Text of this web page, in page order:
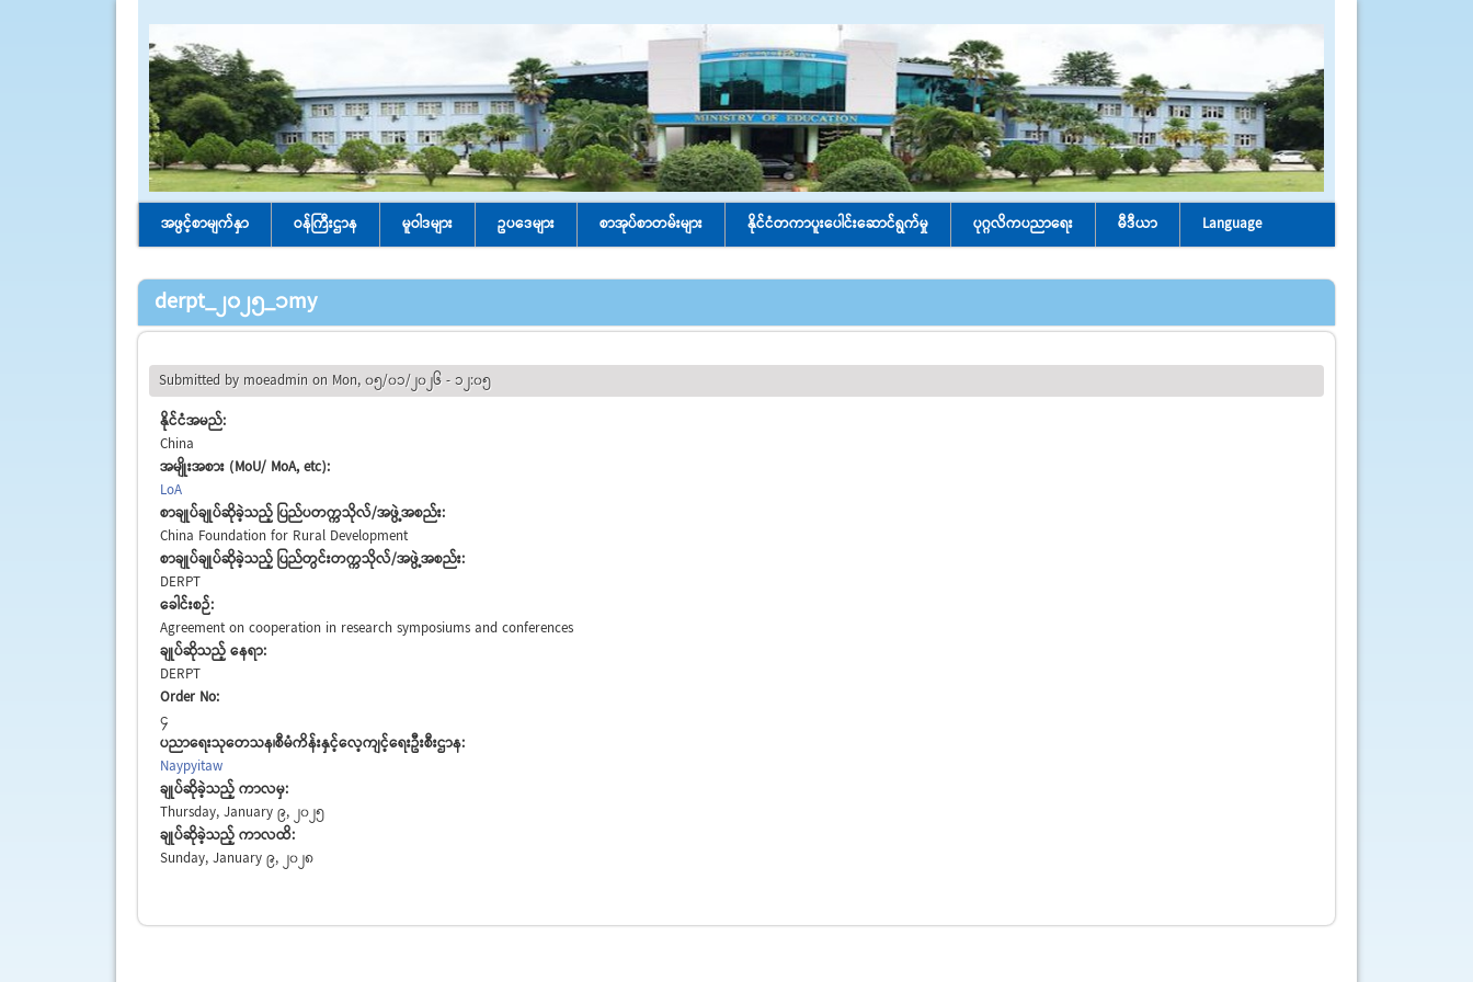
အဖွင့်စာမျက်နှာ ဝန်ကြီးဌာန မူဝါဒများ ဥပဒေများ စာအုပ်စာတမ်းများ နိုင်ငံတကာပူးပေါင်း‌ဆောင်ရွက်မှု ပုဂ္ဂလိကပညာရေး မီဒီယာ Language
derpt_2025_1my
Submitted bymoeadminon Mon, 05/01/2026 - 12:05
နိုင်ငံအမည်:
China
အမျိုးအစား (MoU/ MoA, etc):
LoA
စာချုပ်ချုပ်ဆိုခဲ့သည့် ပြည်ပတက္ကသိုလ်/အဖွဲ့အစည်း:
China Foundation for Rural Development
စာချုပ်ချုပ်ဆိုခဲ့သည့် ပြည်တွင်းတက္ကသိုလ်/အဖွဲ့အစည်း:
DERPT
ခေါင်းစဉ်:
Agreement on cooperation in research symposiums and conferences
ချုပ်ဆိုသည့် နေရာ:
DERPT
Order No:
4
ပညာရေးသုတေသန၊စီမံကိန်းနှင့်လေ့ကျင့်ရေးဦးစီးဌာန:
Naypyitaw
ချုပ်ဆိုခဲ့သည့် ကာလမှ:
Thursday, January 9, 2025
ချုပ်ဆိုခဲ့သည့် ကာလထိ:
Sunday, January 9, 2028